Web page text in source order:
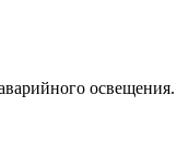
освещения.